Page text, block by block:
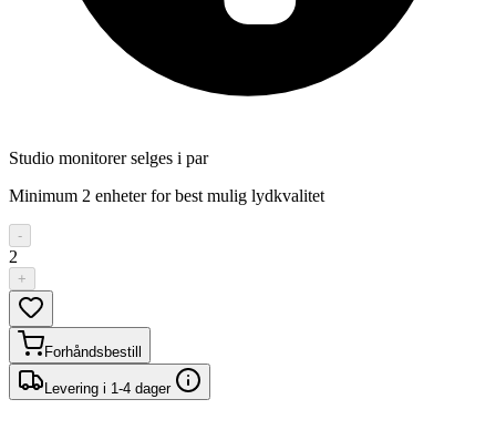
Studio monitorer selges i par
Minimum 2 enheter for best mulig lydkvalitet
-
2
+
Forhåndsbestill
Levering i 1-4 dager